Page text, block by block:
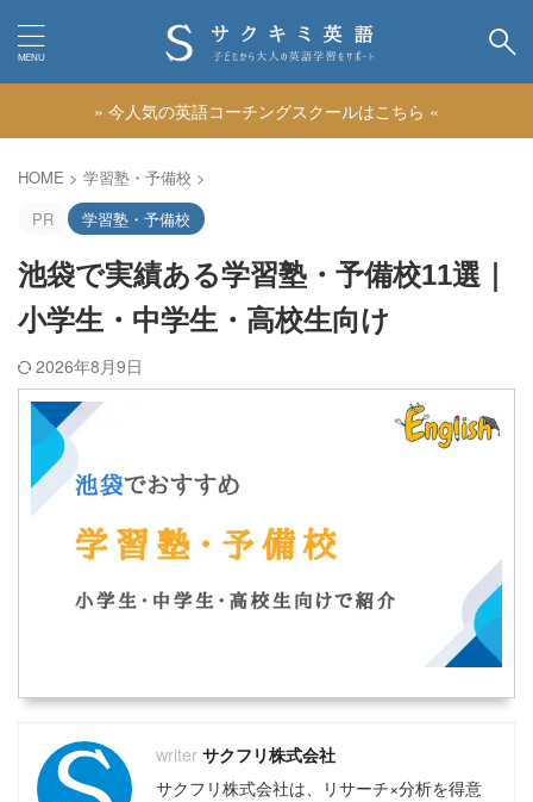
» 今人気の英語コーチングスクールはこちら «
HOME > 学習塾・予備校 >
PR
学習塾・予備校
池袋で実績ある学習塾・予備校11選｜
小学生・中学生・高校生向け
2026年8月9日
サクフリ株式会社
サクフリ株式会社は、リサーチ×分析を得意